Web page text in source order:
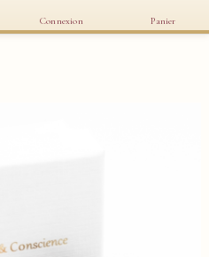
Connexion Panier